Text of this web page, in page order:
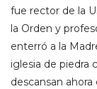
fue rector de la
la Orden y
enterró a la
iglesia de piedra
descansan